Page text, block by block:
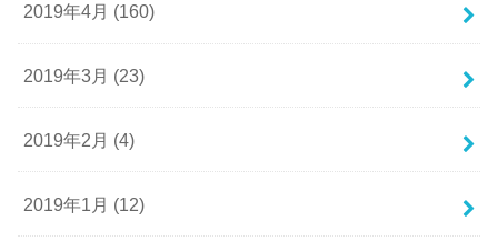
2019年4月 (160)
2019年3月 (23)
2019年2月 (4)
2019年1月 (12)